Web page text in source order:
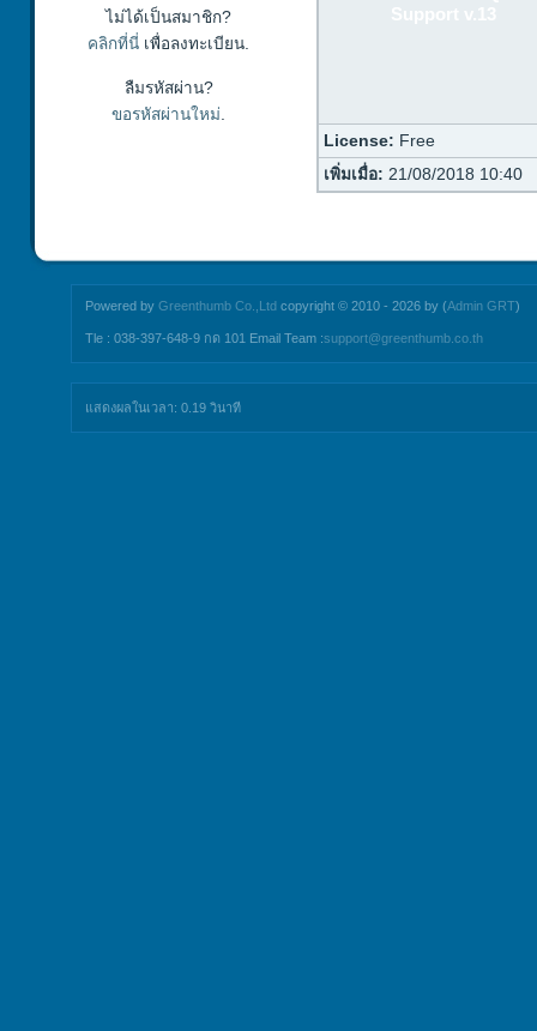
ไม่ได้เป็นสมาชิก?
คลิกที่นี่ เพื่อลงทะเบียน.
ลืมรหัสผ่าน?
ขอรหัสผ่านใหม่.
License: Free
เพิ่มเมื่อ: 21/08/2018 10:40
Powered byGreenthumb Co.,Ltd copyright © 2010 - 2026 by (Admin GRT)
Tle : 038-397-648-9 กด 101 Email Team :support@greenthumb.co.th
แสดงผลในเวลา: 0.19 วินาที